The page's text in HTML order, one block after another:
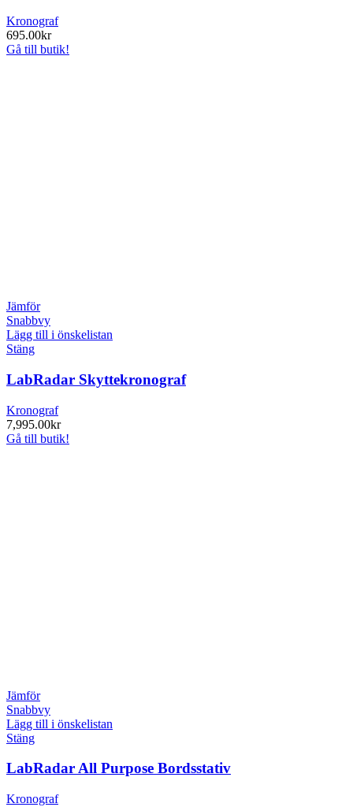
Kronograf
695.00kr
Gå till butik!
Jämför
Snabbvy
Lägg till i önskelistan
Stäng
LabRadar Skyttekronograf
Kronograf
7,995.00kr
Gå till butik!
Jämför
Snabbvy
Lägg till i önskelistan
Stäng
LabRadar All Purpose Bordsstativ
Kronograf